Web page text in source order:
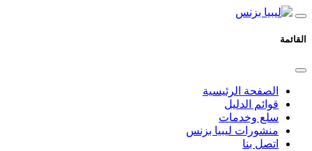
القائمة
الصفحة الرئيسية
قوائم الدليل
سلع وخدمات
منشورات ليبيا بزنس
اتصل بنا